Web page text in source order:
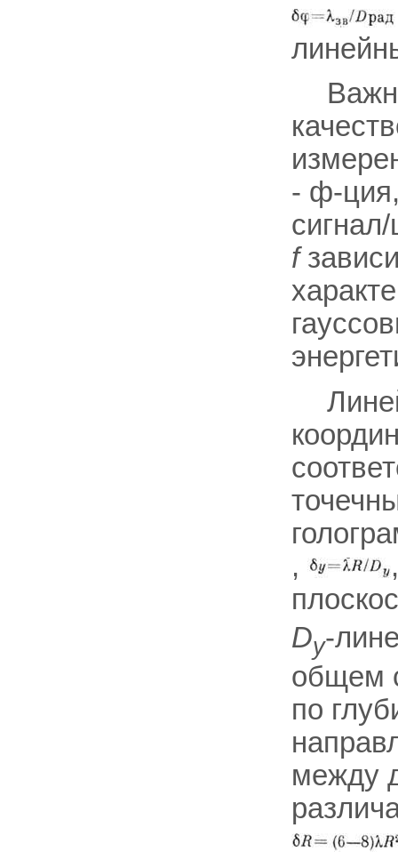
- ф-
f
,
Dy-
общем
по
между